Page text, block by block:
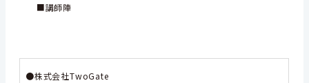
■講師陣
●株式会社TwoGate